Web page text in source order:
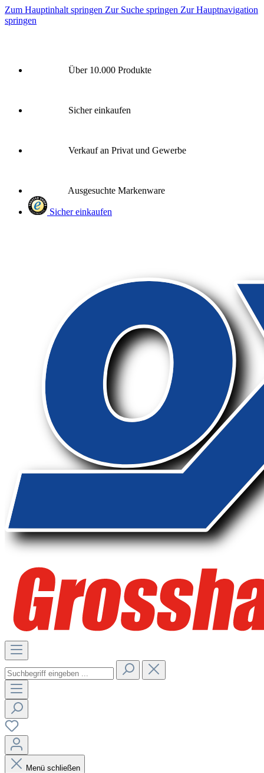
Zum Hauptinhalt springen Zur Suche springen Zur Hauptnavigation
springen
Über 10.000 Produkte
Sicher einkaufen
Verkauf an Privat und Gewerbe
Ausgesuchte Markenware
Sicher einkaufen
Menü schließen